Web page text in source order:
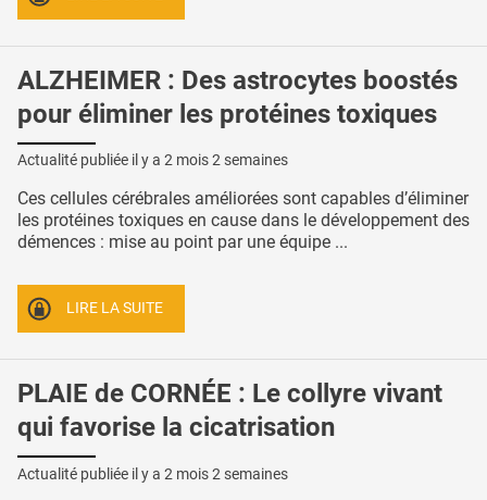
ALZHEIMER : Des astrocytes boostés
pour éliminer les protéines toxiques
Actualité publiée il y a 2 mois 2 semaines
Ces cellules cérébrales améliorées sont capables d’éliminer
les protéines toxiques en cause dans le développement des
démences : mise au point par une équipe ...
LIRE LA SUITE
PLAIE de CORNÉE : Le collyre vivant
qui favorise la cicatrisation
Actualité publiée il y a 2 mois 2 semaines